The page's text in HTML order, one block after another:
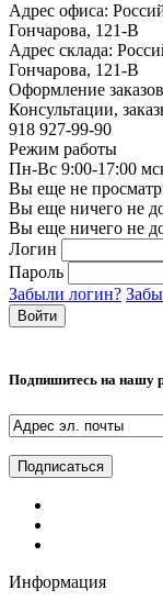
Адрес офиса:
Гончарова, 121-В
Адрес склада:
Гончарова, 121-В
Оформление заказов
Консультации,
918 927-99-90
Режим работы
Пн-Вс 9:00-17:00
Вы еще не
Вы еще ничего не
Вы еще ничего не
Логин
Пароль
Забыли логин?
Подпишитесь на нашу
Информация